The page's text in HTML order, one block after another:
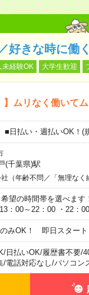
好きな時に働
未経験OK 大学生歓迎
】ムリなく働いて
日払い・週払いOK！(
(千葉県)駅
（年齢不問／「無理なく
望の時間帯を選べま
：00～22：00 ・22：
のみOK！ 即日スター
/日払いOK/履歴書不要/
/電話対応なし/パソコン